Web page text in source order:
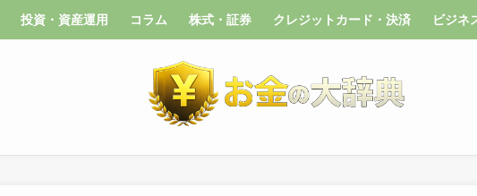
投資・資産運用 コラム 株式・証券 クレジットカード・決済 ビジネ